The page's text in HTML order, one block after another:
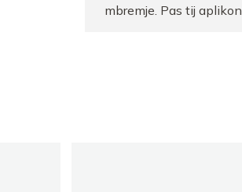
mbremje. Pas tij